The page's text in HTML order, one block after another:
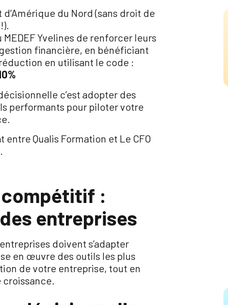
du Nord (sans droit de
Yvelines de renforcer leurs
financière, en bénéficiant
en utilisant le code :
c’est adopter des
performants pour piloter votre
Qualis Formation et Le CFO
compétitif :
entreprises
doivent s’adapter
en œuvre des outils les plus
de votre entreprise, tout en